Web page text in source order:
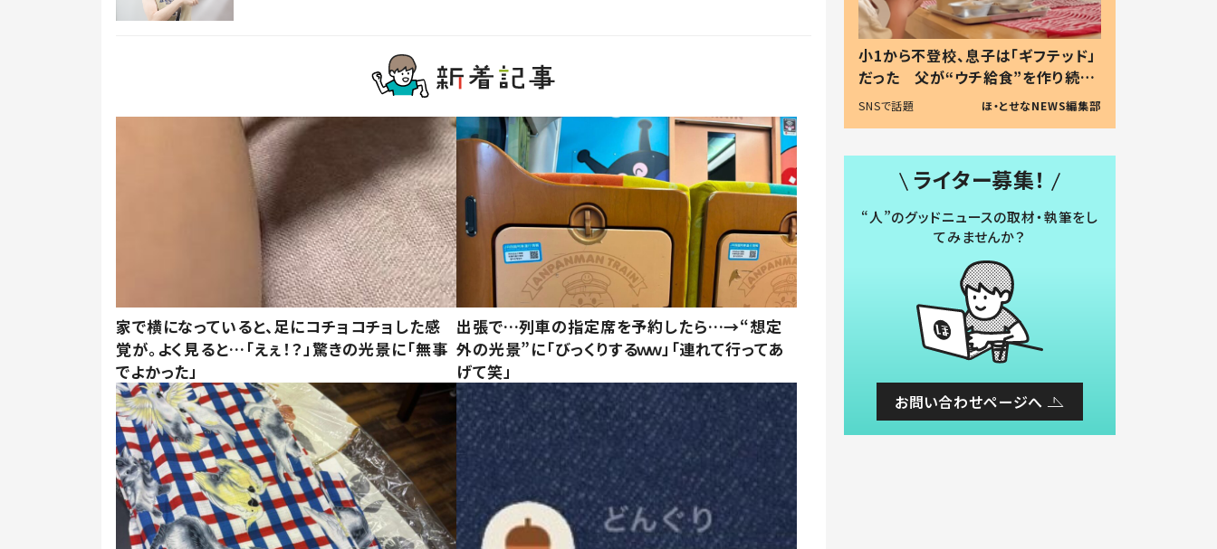
家で横になっていると、足にコチョコチョした感
覚が。よく見ると…「えぇ！？」驚きの光景に「無事
でよかった」
出張で…列車の指定席を予約したら…→“想定
外の光景”に「びっくりするｗｗ」「連れて行ってあ
げて笑」
小1から不登校、息子は「ギフテッド」
だった 父が“ウチ給食”を作り続け
る理由とは #令和の親 #令和の子
SNSで話題 ほ・とせなNEWS編集部
ライター募集！
“人”のグッドニュースの取材・執筆をし
てみませんか？
お問い合わせページへ